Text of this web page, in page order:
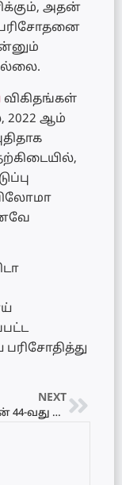
அதன்
விகிதங்கள்
2022 ஆம்
பரிசோதித்து
NEXT
சூர்யாவின் 44-வது திரைப்படத்தின் பெயரும், டீசரும் வெளியானது!